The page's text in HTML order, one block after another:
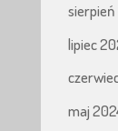
lipiec
maj